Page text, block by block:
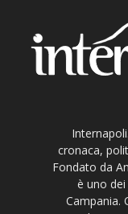
cronaca,
Fondato da
è uno
Campania.